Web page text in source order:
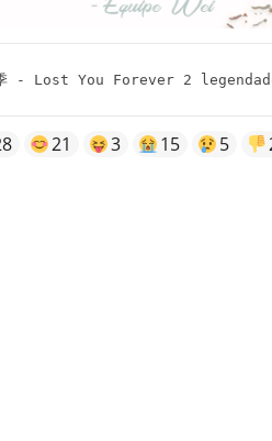
季 - Lost You Forever 2
21 3 15 5